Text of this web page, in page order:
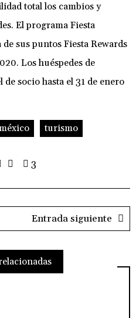
total los cambios y
El programa Fiesta
sus puntos Fiesta Rewards
Los huéspedes de
socio hasta el 31 de enero
turismo
3
Entrada siguiente